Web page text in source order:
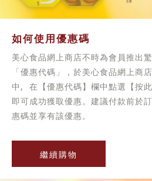
如何使用優惠碼
美心食品網上商店不時為會員推出
「優惠代碼」，於美心食品網上商
中, 在【優惠代碼】欄中點選【按
即可成功獲取優惠。建議付款前於
惠碼並享有該優惠。
繼續購物